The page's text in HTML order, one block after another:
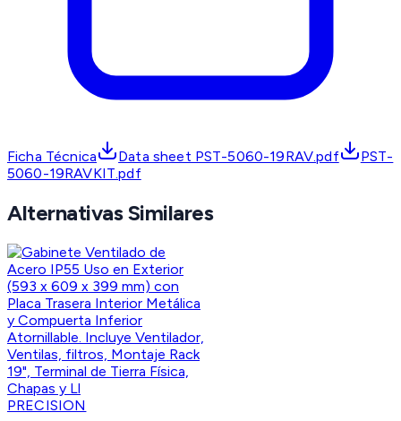
Ficha Técnica Data sheet PST-5060-19RAV.pdf
PST-
5060-19RAVKIT.pdf
Alternativas Similares
PRECISION